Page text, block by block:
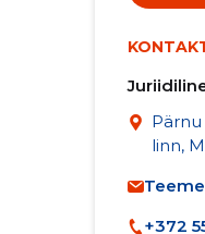
linn,
+372